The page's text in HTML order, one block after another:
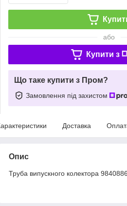
або
Купити з
Що таке купити з Пром?
Замовлення під захистом
Доставка
Опис
Труба випускного колектора